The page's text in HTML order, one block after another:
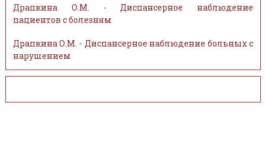
Драпкина О.М. - Диспансерное наблюдение
пациентов с болезням
Драпкина О.М. - Диспансерное наблюдение больных с
нарушением